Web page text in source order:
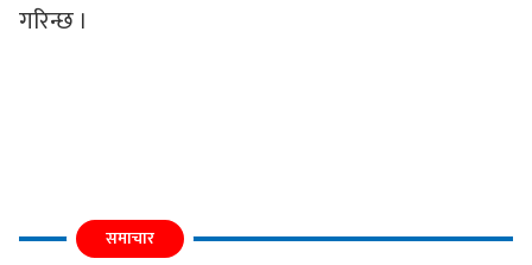
गरिन्छ ।
समाचार